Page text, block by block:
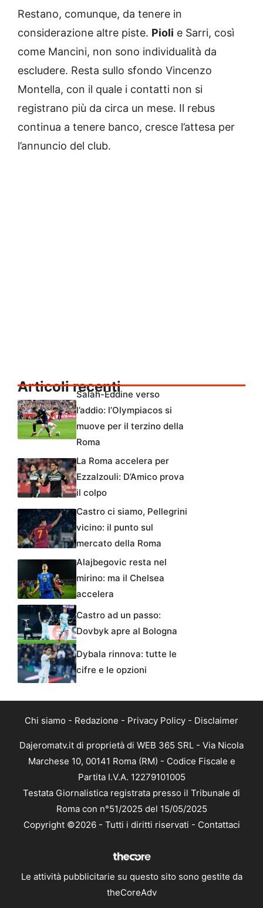
Restano, comunque, da tenere in
considerazione altre piste. Pioli e Sarri, così
come Mancini, non sono individualità da
escludere. Resta sullo sfondo Vincenzo
Montella, con il quale i contatti non si
registrano più da circa un mese. Il rebus
continua a tenere banco, cresce l’attesa per
l’annuncio del club.
Articoli recenti
Salah-Eddine verso
l’addio: l’Olympiacos si
muove per il terzino della
Roma
La Roma accelera per
Ezzalzouli: D’Amico prova
il colpo
Castro ci siamo, Pellegrini
vicino: il punto sul
mercato della Roma
Alajbegovic resta nel
mirino: ma il Chelsea
accelera
Castro ad un passo:
Dovbyk apre al Bologna
Dybala rinnova: tutte le
cifre e le opzioni
Chi siamo - Redazione - Privacy Policy - Disclaimer
Dajeromatv.it di proprietà di WEB 365 SRL - Via Nicola
Marchese 10, 00141 Roma (RM) - Codice Fiscale e
Partita I.V.A. 12279101005
Testata Giornalistica registrata presso il Tribunale di
Roma con n°51/2025 del 15/05/2025
Copyright ©2026 - Tutti i diritti riservati - Contattaci
Le attività pubblicitarie su questo sito sono gestite da
theCoreAdv